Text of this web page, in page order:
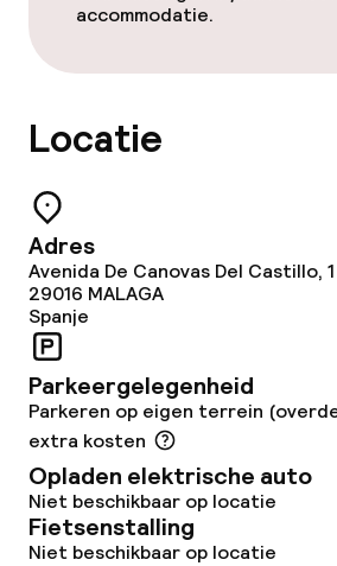
Lunch, vast menu
Diner, vast menu
Roomservice
Dieetopties
Speciale dieetopties
Faciliteiten en diensten
accommodatie.
Locatie
Adres
Avenida De Canovas Del Castillo, 1
29016 MALAGA
Spanje
Parkeergelegenheid
Parkeren op eigen terrein
extra kosten
Opladen elektrische auto
Niet beschikbaar op locatie
Fietsenstalling
Niet beschikbaar op locatie